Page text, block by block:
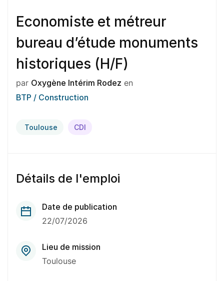
Economiste et métreur
bureau d’étude monuments
historiques (H/F)
par Oxygène Intérim Rodez en
BTP / Construction
Toulouse CDI
Détails de l'emploi
Date de publication
22/07/2026
Lieu de mission
Toulouse